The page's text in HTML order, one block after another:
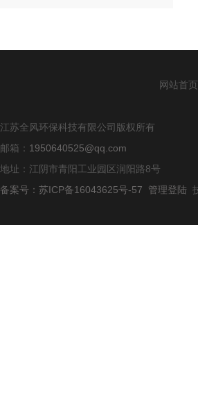
网站首页
江苏全风环保科技有限公司版权所有
邮箱： 1950640525@qq.com
地址：江阴市青阳工业园区润阳路8号
备案号：苏ICP备16043625号-57
管理登陆